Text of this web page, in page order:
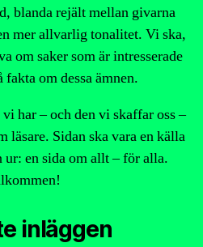
blanda rejält mellan givarna
mer allvarlig tonalitet. Vi ska,
om saker som är intresserade
fakta om dessa ämnen.
har – och den vi skaffar oss –
läsare. Sidan ska vara en källa
en sida om allt – för alla.
inläggen